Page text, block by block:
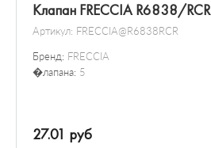
Клапан FRECCIA R6838/RCR
Артикул: FRECCIA@R6838RCR
Бренд: FRECCIA
�лапана: 5
27.01 руб